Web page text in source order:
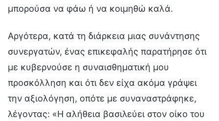
μπορούσα να φάω ή να κοιμηθώ καλά.
Αργότερα, κατά τη διάρκεια μιας συνάντησης
συνεργατών, ένας επικεφαλής παρατήρησε ότι
με κυβερνούσε η συναισθηματική μου
προσκόλληση και ότι δεν είχα ακόμα γράψει
την αξιολόγηση, οπότε με συναναστράφηκε,
λέγοντας: «Η αλήθεια βασιλεύει στον οίκο του